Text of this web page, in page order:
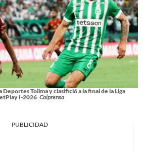
Tolima y clasifició a la final de la Liga
I-2026 Colprensa
PUBLICIDAD